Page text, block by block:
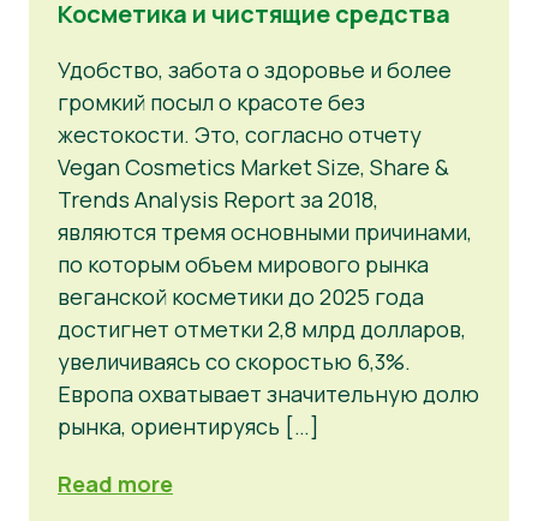
Косметика и чистящие средства
Удобство, забота о здоровье и более
громкий посыл о красоте без
жестокости. Это, согласно отчету
Vegan Cosmetics Market Size, Share &
Trends Analysis Report за 2018,
являются тремя основными причинами,
по которым объем мирового рынка
веганской косметики до 2025 года
достигнет отметки 2,8 млрд долларов,
увеличиваясь со скоростью 6,3%.
Европа охватывает значительную долю
рынка, ориентируясь […]
Read more